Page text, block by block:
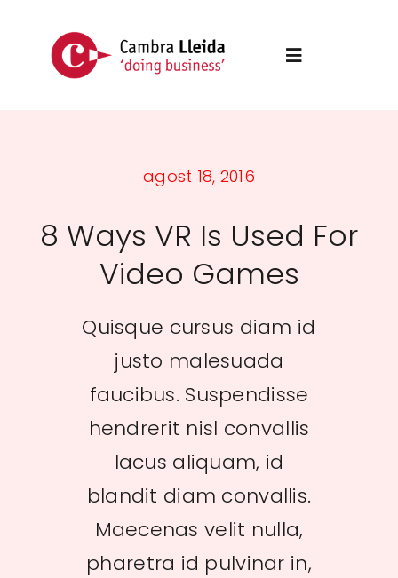
content
Toggle
Cronograma
Fase I
Fase II
Inscripció
agost 18, 2016
8 Ways VR Is Used For
Video Games
Quisque cursus diam id
justo malesuada
faucibus. Suspendisse
hendrerit nisl convallis
lacus aliquam, id
blandit diam convallis.
Maecenas velit nulla,
pharetra id pulvinar in,